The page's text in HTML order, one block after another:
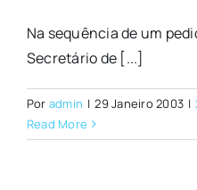
Na sequência de um
Secretário de [...]
Por admin | 29 Janeiro 2003 |
Read More